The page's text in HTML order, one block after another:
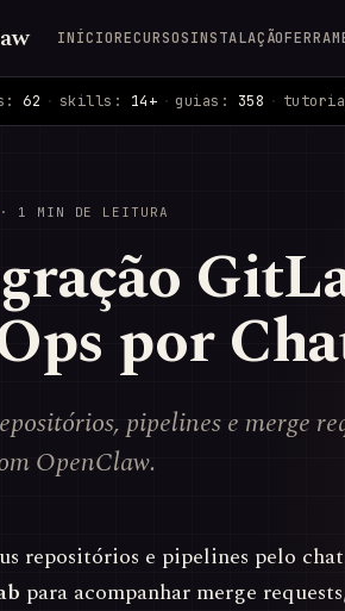
INÍCIORECURSOSINSTALAÇÃO
62 · skills: 14+ · guias: 358 ·
1 MIN DE LEITURA
por
pipelines e merge
OpenClaw.
repositórios e pipelines pelo
para acompanhar merge